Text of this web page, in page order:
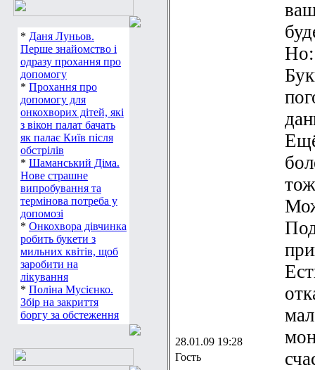
*Даня Луньов.
Перше знайомство і
одразу прохання про
допомогу
*Прохання про
допомогу для
онкохворих дітей, які
з вікон палат бачать
як палає Київ після
обстрілів
*Шаманський Діма.
Нове страшне
випробування та
термінова потреба у
допомозі
*Онкохвора дівчинка
робить букети з
мильних квітів, щоб
заробити на
лікування
*Поліна Мусієнко.
Збір на закриття
28.01.09 19:28
Гость
Но: